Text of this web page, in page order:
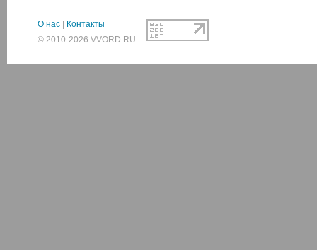
О нас
Контакты
© 2010-2026 VVORD.RU